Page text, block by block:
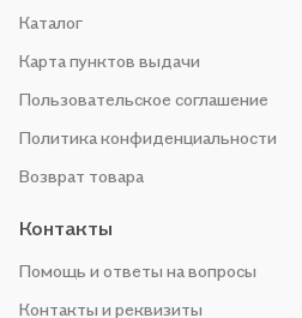
Каталог
Карта пунктов выдачи
Пользовательское соглашение
Политика конфиденциальности
Возврат товара
Контакты
Помощь и ответы на вопросы
Контакты и реквизиты